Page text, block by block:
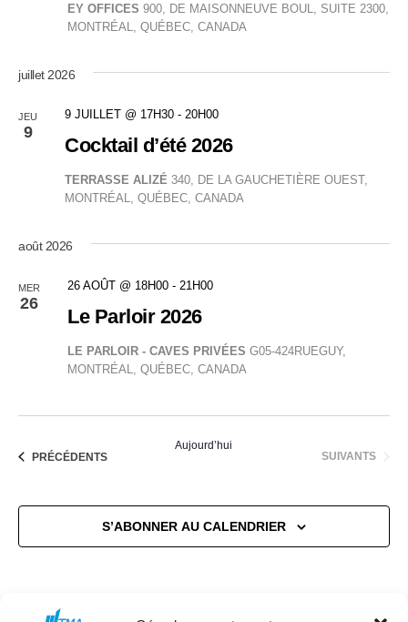
EY OFFICES 900, DE MAISONNEUVE BOUL, SUITE 2300,
MONTRÉAL, QUÉBEC, CANADA
juillet 2026
JEU
9
Cocktail d’été 2026
9 JUILLET @ 17H30 - 20H00
TERRASSE ALIZÉ 340, DE LA GAUCHETIÈRE OUEST,
MONTRÉAL, QUÉBEC, CANADA
août 2026
MER
26
Le Parloir 2026
26 AOÛT @ 18H00 - 21H00
LE PARLOIR - CAVES PRIVÉES G05-424RUEGUY,
MONTRÉAL, QUÉBEC, CANADA
ÉVÈNEMENTS
PRÉCÉDENTS
Aujourd’hui
ÉVÈNEMENTS
SUIVANTS
S’ABONNER AU CALENDRIER